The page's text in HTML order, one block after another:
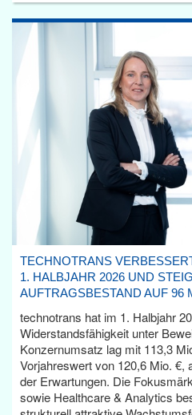
TECHNOTRANS
1. HALBJAHR 2026 UND
AUFTRAGSBESTAND AUF 96
technotrans hat im 1. Halbjahr
Widerstandsfähigkeit unter
Konzernumsatz lag mit 113,3
Vorjahreswert von 120,6 Mio. €,
der Erwartungen. Die
sowie Healthcare & Analytics